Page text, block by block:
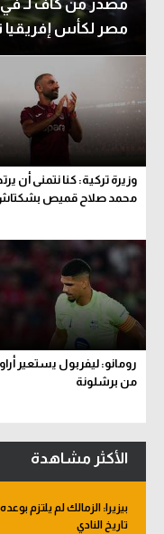
مصدر من كاف لـ في
مصر لكأس إفريقيا تحت
وزيرة تركية: كنا نتمنى أن
محمد صلاح قميص
رومانو: ليفربول يستعير
من برشلونة
الأكثر مشاهدة
بيزيرا: الزمالك لم يلتزم
تاريخ النادي